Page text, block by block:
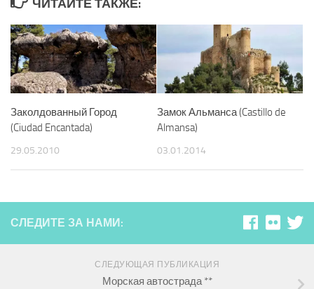
ЧИТАЙТЕ ТАКЖЕ:
Заколдованный Город
(Ciudad Encantada)
29.05.2010
Замок Альманса (Castillo de
Almansa)
03.01.2014
СЛЕДИТЕ ЗА НАМИ:
СЛЕДУЮЩАЯ ПУБЛИКАЦИЯ
Морская автострада **